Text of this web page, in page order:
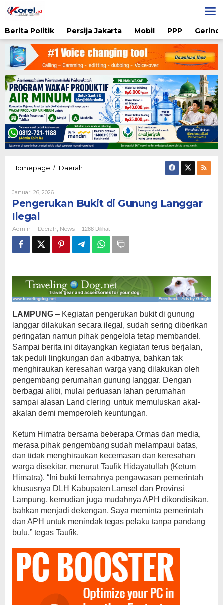
ke
Berita Politik
Persija Jakarta Mobil PPP
Homepage / Daerah
Langgar
Januari 26, 2026Oleh
Admin
Pengerukan Bukit di Gunung Langgar
Ilegal
Admin - Daerah News - 1288 Dilihat
LAMPUNG – Kegiatan pengerukan bukit di gunung
langgar dilakukan secara ilegal, sudah sering diberikan
peringatan namun pihak pengelola tetap membandel.
Sampai berita ini ditayangkan kegiatan terus berjalan,
tak peduli lingkungan dan akibatnya, bahkan tak
menghiraukan keresahan warga yang dilakukan oleh
pengembang perumahan gunung langgar. Dengan
berbagai alibi, mulai perluasan lahan perumahan
sampai alasan Land clering, untuk memuluskan akal-
akalan demi memperoleh keuntungan.
Ketum Himatra bersama beberapa Ormas dan media,
merasa pihak pengembang sudah melampaui batas,
dan tidak menghiraukan kecemasan dan keresahan
warga disekitar, menurut Taufik Hidayatullah (Ketum
Himatra). “Ini bukti lemahnya pengawasan pemerintah
khususnya DLH Kabupaten Lamsel dan Provinsi
Lampung, kemudian juga mudahnya APH dikondisikan,
bahkan menjadi dekengan, Saya meminta pemerintah
dan APH untuk menindak tegas pelaku tanpa pandang
bulu,” tegas Taufik.